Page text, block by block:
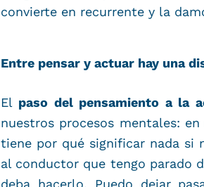
convierte en recurrente y la
Entre pensar y actuar hay una
El paso del pensamiento a la
nuestros procesos mentales:
tiene por qué significar nada si
al conductor que tengo parado
deba hacerlo. Puedo dejar